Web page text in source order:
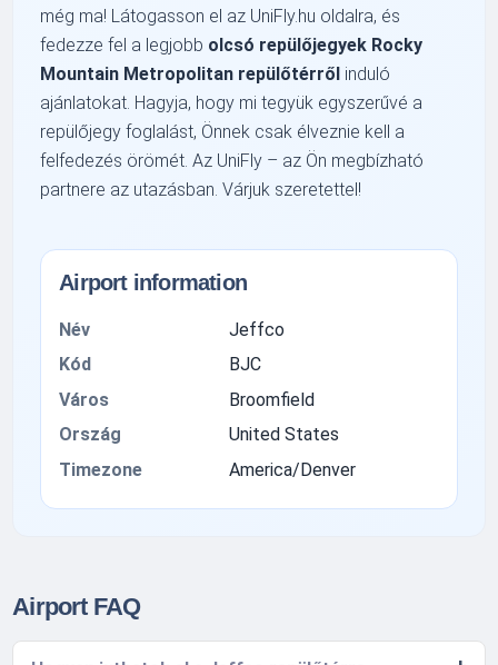
még ma! Látogasson el az UniFly.hu oldalra, és
fedezze fel a legjobb olcsó repülőjegyek Rocky
Mountain Metropolitan repülőtérről induló
ajánlatokat. Hagyja, hogy mi tegyük egyszerűvé a
repülőjegy foglalást, Önnek csak élveznie kell a
felfedezés örömét. Az UniFly – az Ön megbízható
partnere az utazásban. Várjuk szeretettel!
Airport information
Név
Jeffco
Kód
BJC
Város
Broomfield
Ország
United States
Timezone
America/Denver
Airport FAQ